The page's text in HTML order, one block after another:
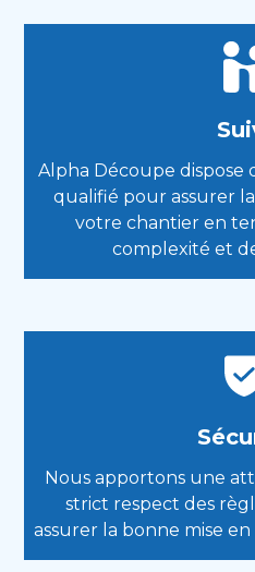
Alpha Découpe dispose
qualifié pour assurer
votre chantier en
complexité et
Nous apportons une
strict respect des
assurer la bonne mise